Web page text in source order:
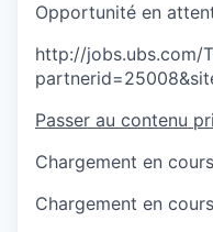
Opportunité en atten
http://jobs.ubs.com/
Passer au contenu
Chargement en cours
Chargement en cours